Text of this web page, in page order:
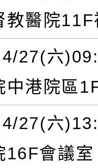
教醫院
4/27(六
中港院區
4/27(六
16F會議室